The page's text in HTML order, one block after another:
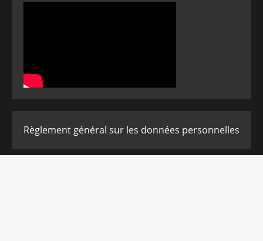
Règlement général sur les données personnelles